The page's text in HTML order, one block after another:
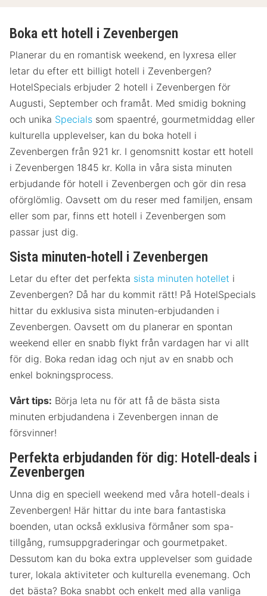
Boka ett hotell i Zevenbergen
Planerar du en romantisk weekend, en lyxresa eller
letar du efter ett billigt hotell i Zevenbergen?
HotelSpecials erbjuder 2 hotell i Zevenbergen för
Augusti, September och framåt. Med smidig bokning
och unika Specials som spaentré, gourmetmiddag eller
kulturella upplevelser, kan du boka hotell i
Zevenbergen från 921 kr. I genomsnitt kostar ett hotell
i Zevenbergen 1845 kr. Kolla in våra sista minuten
erbjudande för hotell i Zevenbergen och gör din resa
oförglömlig. Oavsett om du reser med familjen, ensam
eller som par, finns ett hotell i Zevenbergen som
passar just dig.
Sista minuten-hotell i Zevenbergen
Letar du efter det perfekta sista minuten hotellet i
Zevenbergen? Då har du kommit rätt! På HotelSpecials
hittar du exklusiva sista minuten-erbjudanden i
Zevenbergen. Oavsett om du planerar en spontan
weekend eller en snabb flykt från vardagen har vi allt
för dig. Boka redan idag och njut av en snabb och
enkel bokningsprocess.
Vårt tips: Börja leta nu för att få de bästa sista
minuten erbjudandena i Zevenbergen innan de
försvinner!
Perfekta erbjudanden för dig: Hotell-deals i
Zevenbergen
Unna dig en speciell weekend med våra hotell-deals i
Zevenbergen! Här hittar du inte bara fantastiska
boenden, utan också exklusiva förmåner som spa-
tillgång, rumsuppgraderingar och gourmetpaket.
Dessutom kan du boka extra upplevelser som guidade
turer, lokala aktiviteter och kulturella evenemang. Och
det bästa? Boka snabbt och enkelt med alla vanliga